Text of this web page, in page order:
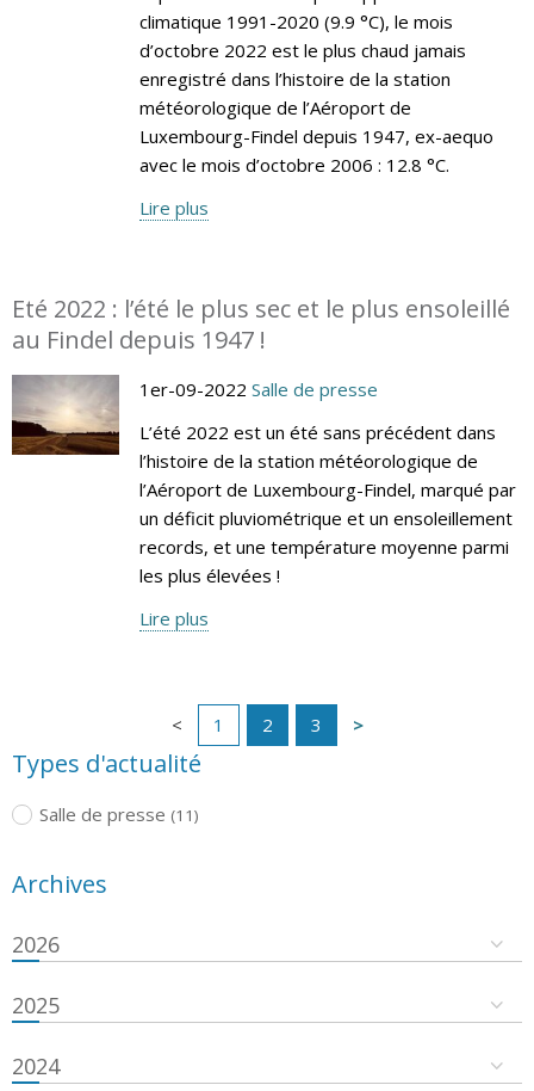
climatique 1991-2020 (9.9 °C), le mois
d’octobre 2022 est le plus chaud jamais
enregistré dans l’histoire de la station
météorologique de l’Aéroport de
Luxembourg-Findel depuis 1947, ex-aequo
avec le mois d’octobre 2006 : 12.8 °C.
Lire plus
Eté 2022 : l’été le plus sec et le plus ensoleillé
au Findel depuis 1947 !
1er-09-2022 Salle de presse
L’été 2022 est un été sans précédent dans
l’histoire de la station météorologique de
l’Aéroport de Luxembourg-Findel, marqué par
un déficit pluviométrique et un ensoleillement
records, et une température moyenne parmi
les plus élevées !
Lire plus
1 2 3
Types d'actualité
Salle de presse (11)
Archives
2026
2025
2024